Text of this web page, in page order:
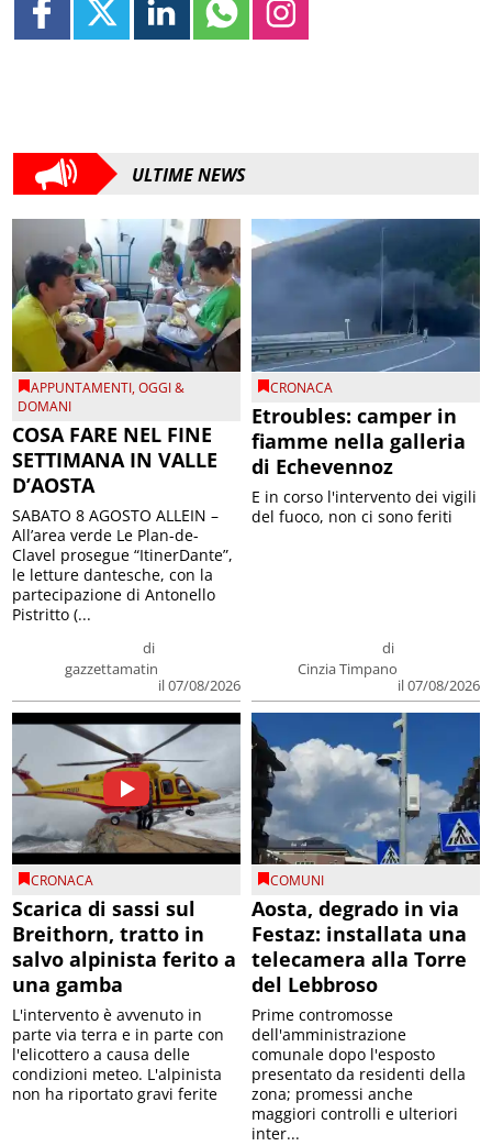
ULTIME NEWS
APPUNTAMENTI,OGGI &
DOMANI
COSA FARE NEL FINE
SETTIMANA IN VALLE
D’AOSTA
di
gazzettamatin
il 07/08/2026
SABATO 8 AGOSTO ALLEIN –
All’area verde Le Plan-de-
Clavel prosegue “ItinerDante”,
le letture dantesche, con la
partecipazione di Antonello
Pistritto (...
CRONACA
Etroubles: camper in
fiamme nella galleria
di Echevennoz
di
Cinzia Timpano
il 07/08/2026
E in corso l'intervento dei vigili
del fuoco, non ci sono feriti
CRONACA
Scarica di sassi sul
Breithorn, tratto in
salvo alpinista ferito a
una gamba
L'intervento è avvenuto in
parte via terra e in parte con
l'elicottero a causa delle
condizioni meteo. L'alpinista
non ha riportato gravi ferite
COMUNI
Aosta, degrado in via
Festaz: installata una
telecamera alla Torre
del Lebbroso
Prime contromosse
dell'amministrazione
comunale dopo l'esposto
presentato da residenti della
zona; promessi anche
maggiori controlli e ulteriori
inter...